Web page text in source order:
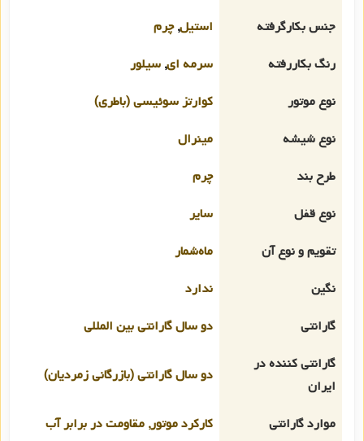
جنس بکارگرفته
استیل,چرم
رنگ بکاررفته
سرمه ای, سیلور
نوع موتور
کوارتز سوئیسی (باطری)
نوع شیشه
مینرال
طرح بند
چرم
نوع قفل
سایر
تقویم و نوع آن
ماه‌شمار
نگین
ندارد
گارانتی
دو سال گارانتی بین المللی
گارانتی کننده در
ایران
دو سال گارانتی (بازرگانی زمردیان)
موارد گارانتی
کارکرد موتور, مقاومت در برابر آب